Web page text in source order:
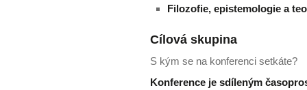
Filozofie, epistemologie a
Cílová skupina
S kým se na konferenci setkáte?
Konference je sdíleným